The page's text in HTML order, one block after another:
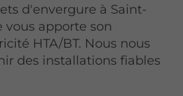
d'envergure à Saint-
vous apporte son
HTA/BT. Nous nous
des installations fiables